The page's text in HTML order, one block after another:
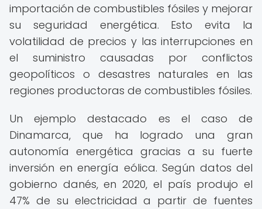
importación de combustibles fósiles y mejorar
su seguridad energética. Esto evita la
volatilidad de precios y las interrupciones en
el suministro causadas por conflictos
geopolíticos o desastres naturales en las
regiones productoras de combustibles fósiles.
Un ejemplo destacado es el caso de
Dinamarca, que ha logrado una gran
autonomía energética gracias a su fuerte
inversión en energía eólica. Según datos del
gobierno danés, en 2020, el país produjo el
47% de su electricidad a partir de fuentes